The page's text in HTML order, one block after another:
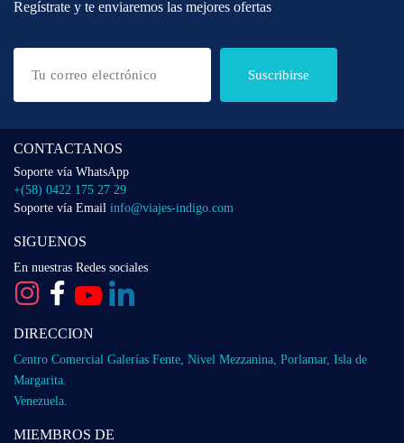
Regístrate y te enviaremos las mejores ofertas
Suscribirse
CONTACTANOS
Soporte vía WhatsApp
+(58) 0422 175 27 29
Soporte vía Email info@viajes-indigo.com
SIGUENOS
En nuestras Redes sociales
DIRECCION
Centro Comercial Galerías Fente, Nivel Mezzanina, Porlamar, Isla de
Margarita.
Venezuela.
MIEMBROS DE